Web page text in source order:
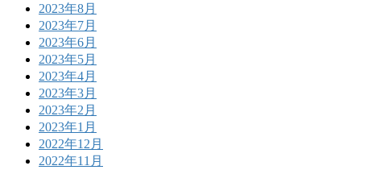
2023年8月
2023年7月
2023年6月
2023年5月
2023年4月
2023年3月
2023年2月
2023年1月
2022年12月
2022年11月